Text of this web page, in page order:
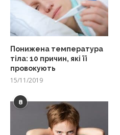
Понижена температура
тіла: 10 причин, які її
провокують
15/11/2019
8